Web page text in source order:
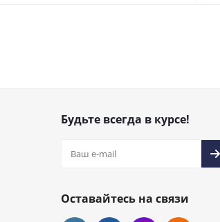
Будьте всегда в курсе!
Оставайтесь на связи